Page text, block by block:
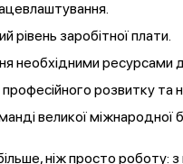
рівень заробітної плати.
необхідними ресурсами
розвитку та
великої міжнародної
ніж просто роботу: з